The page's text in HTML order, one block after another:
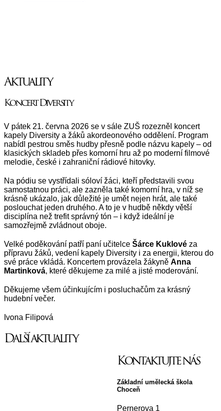
Aktuality
Koncert Diversity
V pátek 21. června 2026 se v sále ZUŠ rozezněl koncert
kapely Diversity a žáků akordeonového oddělení. Program
nabídl pestrou směs hudby přesně podle názvu kapely – od
klasických skladeb přes komorní hru až po moderní filmové
melodie, české i zahraniční rádiové hitovky.
Na pódiu se vystřídali sóloví žáci, kteří představili svou
samostatnou práci, ale zazněla také komorní hra, v níž se
krásně ukázalo, jak důležité je umět nejen hrát, ale také
poslouchat jeden druhého. A to je v hudbě někdy větší
disciplína než trefit správný tón – i když ideální je
samozřejmě zvládnout oboje.
Velké poděkování patří paní učitelce Šárce Kuklové za
přípravu žáků, vedení kapely Diversity i za energii, kterou do
své práce vkládá. Koncertem provázela žákyně Anna
Martinková, které děkujeme za milé a jisté moderování.
Děkujeme všem účinkujícím i posluchačům za krásný
hudební večer.
Ivona Filipová
Další aktuality
Kontaktujte nás
Základní umělecká škola
Choceň
Pernerova 1